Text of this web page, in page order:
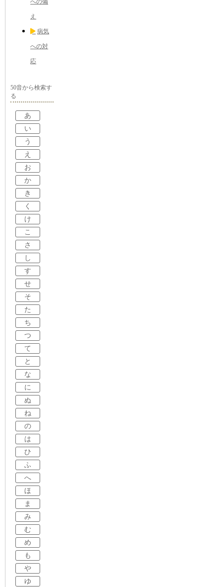
え
病気
への対
応
50音から検索す
る
あ
い
う
え
お
か
き
く
け
こ
さ
し
す
せ
そ
た
ち
つ
て
と
な
に
ぬ
ね
の
は
ひ
ふ
へ
ほ
ま
み
む
め
も
や
ゆ